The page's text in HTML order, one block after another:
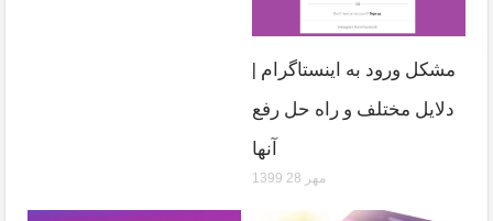
مشکل ورود به اینستاگرام |
دلایل مختلف و راه حل رفع
آنها
1399 مهر 28